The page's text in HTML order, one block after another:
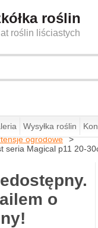
roślin
roślin liściastych
Wysyłka roślin
ogrodowe
seria Magical p11 20-
o